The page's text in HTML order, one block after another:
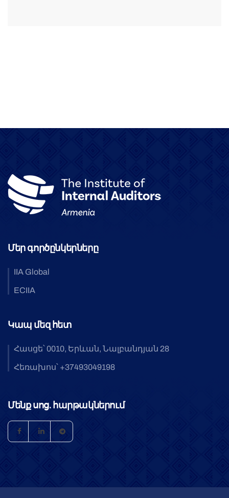
Մեր գործընկերները
IIA Global
ECIIA
Կապ մեզ հետ
Հասցե՝ 0010, Երևան, Նալբանդյան 28
Հեռախոս՝ +37493049198
Մենք սոց. հարթակներում